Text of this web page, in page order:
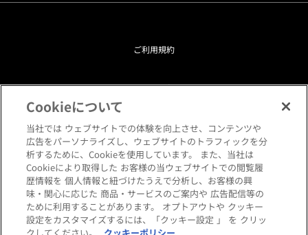
ご利用規約
プライバシーポリシー
クッキーポリシー
閲覧環境について
サイトマップ
Cookieについて
当社では ウェブサイトでの体験を向上させ、コンテンツや
広告をパーソナライズし、ウェブサイトのトラフィックを分
析するために、Cookieを使用しています。 また、当社は
Cookieにより取得した お客様の当ウェブサイトでの閲覧履
歴情報を 個人情報と紐づけたうえで分析し、お客様の興
味・関心に応じた 商品・サービスのご案内や 広告配信等の
ために利用することがあります。 オプトアウトや クッキー
設定をカスタマイズするには、「クッキー設定 」 を クリッ